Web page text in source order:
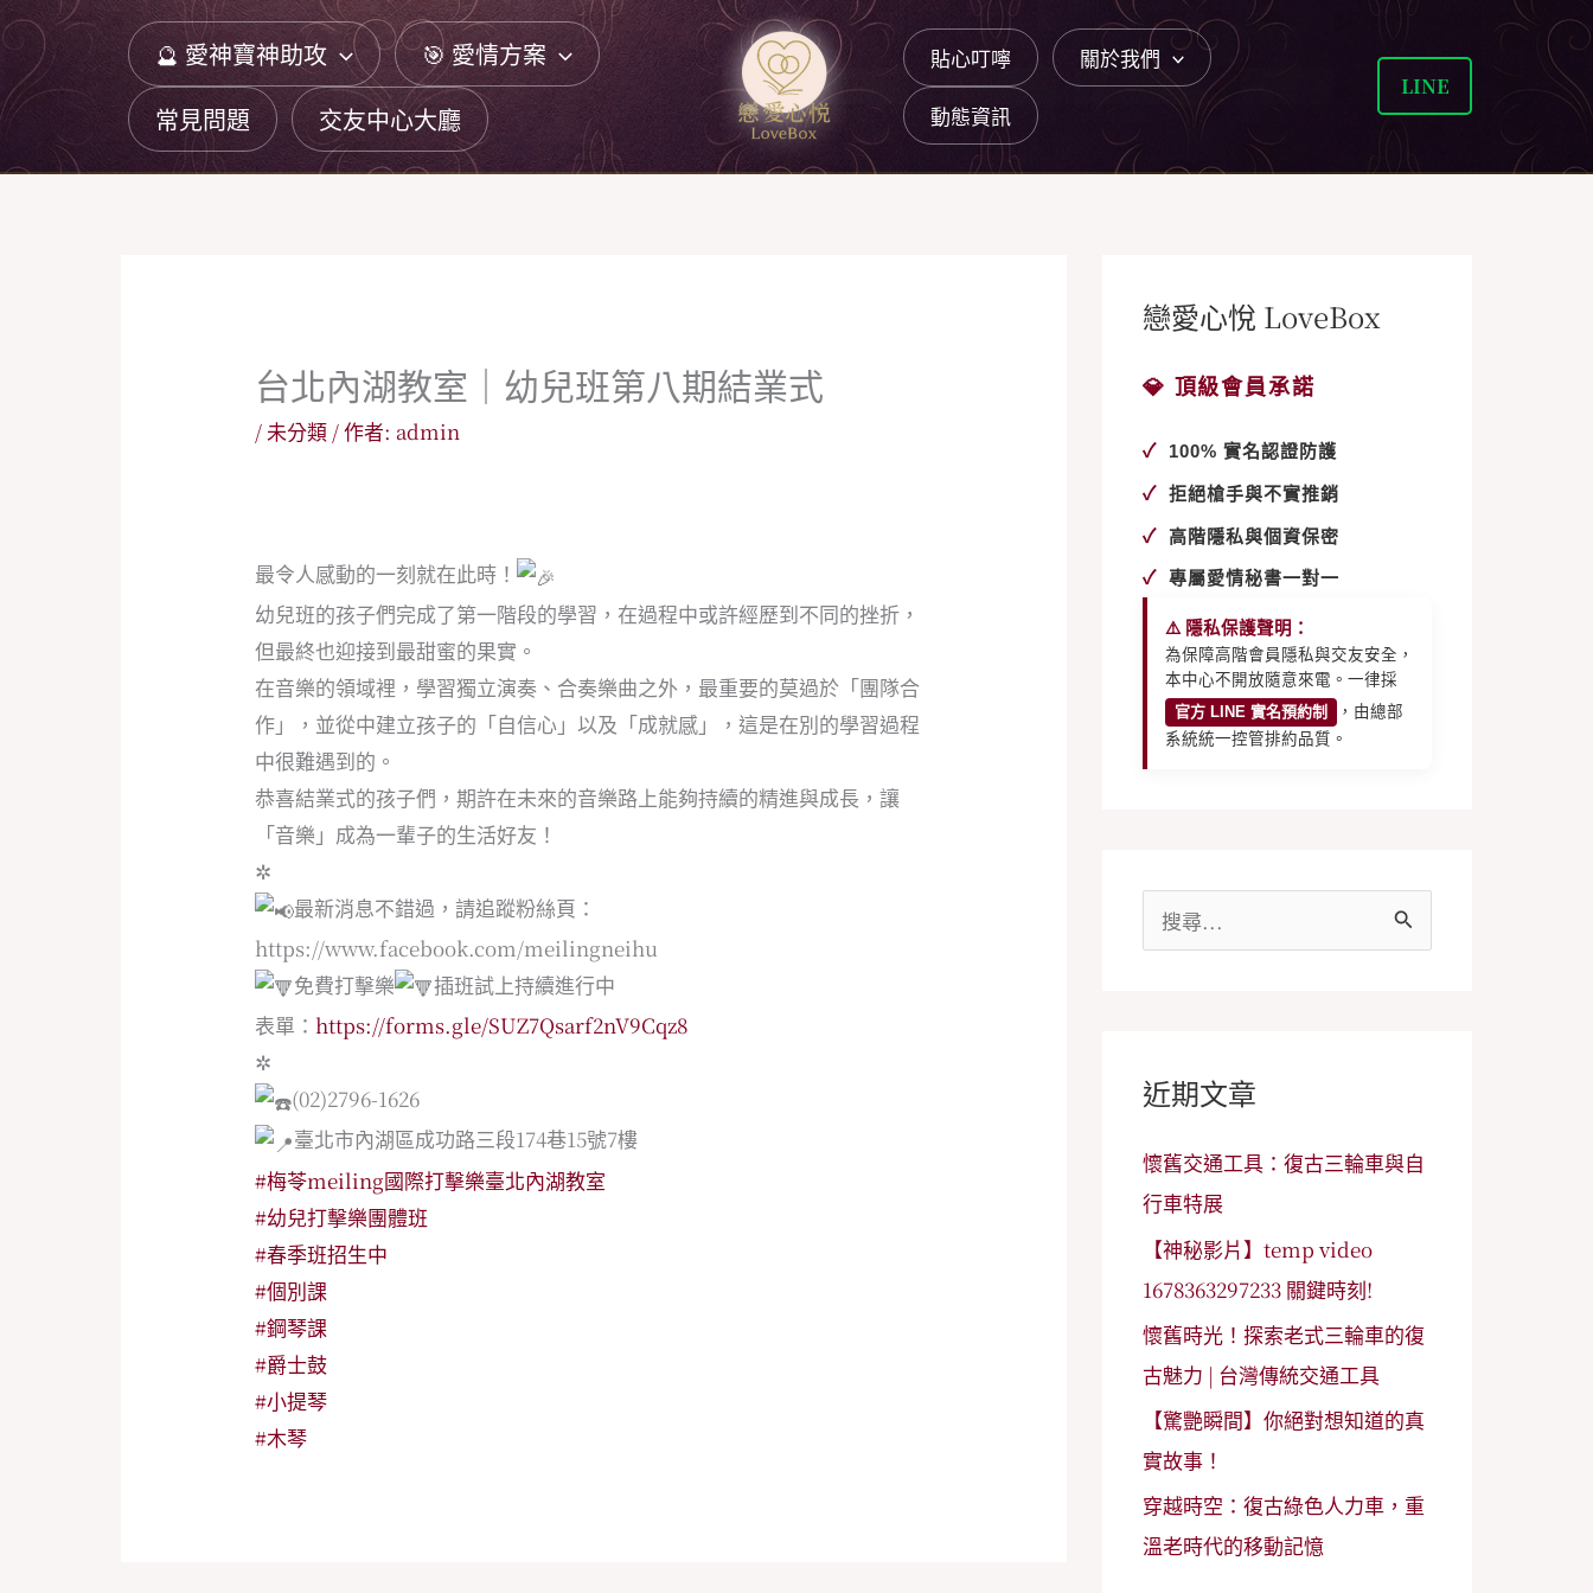
跳
至
主
要
內
🔮 愛神寶神助攻
🎯 愛情方案
常見問題
交友中心大廳
貼心叮嚀
關於我們
動態資訊
LINE
台北內湖教室｜幼兒班第八期結業式
/ 未分類 / 作者: admin
最令人感動的一刻就在此時！
幼兒班的孩子們完成了第一階段的學習，在過程中或許經歷到不同的挫折，
但最終也迎接到最甜蜜的果實。
在音樂的領域裡，學習獨立演奏、合奏樂曲之外，最重要的莫過於「團隊合
作」，並從中建立孩子的「自信心」以及「成就感」，這是在別的學習過程
中很難遇到的。
恭喜結業式的孩子們，期許在未來的音樂路上能夠持續的精進與成長，讓
「音樂」成為一輩子的生活好友！
✲
最新消息不錯過，請追蹤粉絲頁：
https://www.facebook.com/meilingneihu
免費打擊樂
插班試上持續進行中
表單：https://forms.gle/SUZ7Qsarf2nV9Cqz8
✲
(02)2796-1626
臺北市內湖區成功路三段174巷15號7樓
#梅苓meiling國際打擊樂臺北內湖教室
#幼兒打擊樂團體班
#春季班招生中
#個別課
#鋼琴課
#爵士鼓
#小提琴
#木琴
戀愛心悅 LoveBox
💎 頂級會員承諾
✓ 100% 實名認證防護
✓ 拒絕槍手與不實推銷
✓ 高階隱私與個資保密
✓ 專屬愛情秘書一對一
⚠️ 隱私保護聲明：
為保障高階會員隱私與交友安全，
本中心不開放隨意來電。一律採
官方 LINE 實名預約制
，由總部
系統統一控管排約品質。
字
近期文章
懷舊交通工具：復古三輪車與自
行車特展
【神秘影片】temp video
1678363297233 關鍵時刻!
懷舊時光！探索老式三輪車的復
古魅力 | 台灣傳統交通工具
【驚艷瞬間】你絕對想知道的真
實故事！
穿越時空：復古綠色人力車，重
溫老時代的移動記憶